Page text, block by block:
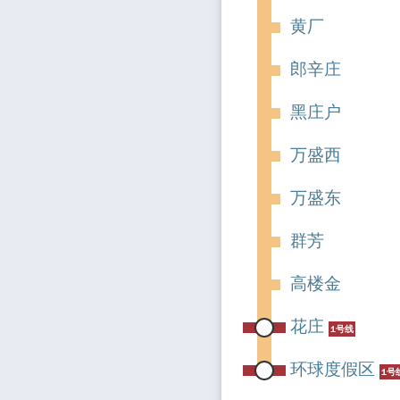
黄厂
郎辛庄
黑庄户
万盛西
万盛东
群芳
高楼金
花庄
1号线
环球度假区 1号